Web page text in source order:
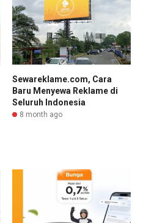
Sewareklame.com, Cara
Baru Menyewa Reklame di
Seluruh Indonesia
8 month ago